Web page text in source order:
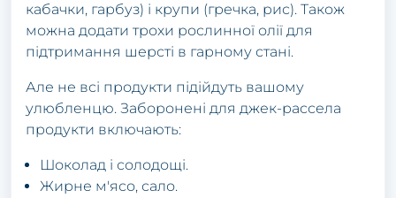
кабачки, гарбуз) і крупи (гречка, рис). Також
можна додати трохи рослинної олії для
підтримання шерсті в гарному стані.
Але не всі продукти підійдуть вашому
улюбленцю. Заборонені для джек-рассела
продукти включають:
Шоколад і солодощі.
Жирне м'ясо, сало.